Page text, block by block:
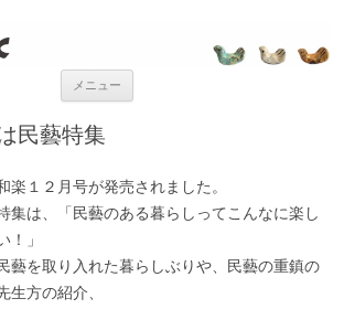
し” 手しごと
、木工品、編組品、ガラスなど、日本各地の手仕事
、”民藝のある暮し”を提案するお店です。
メニュー
民藝特集
楽１２月号が発売されました。
集は、「民藝のある暮らしってこんなに楽し
！」
藝を取り入れた暮らしぶりや、民藝の重鎮の
生方の紹介、